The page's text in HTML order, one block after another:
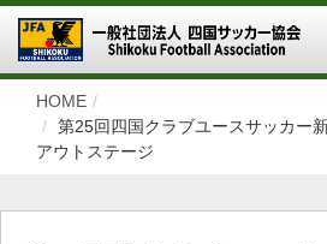
HOME
第25回四国クラブユースサッカー
アウトステージ